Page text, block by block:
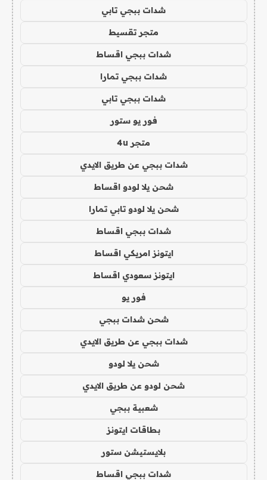
شدات ببجي تابي
متجر تقسيط
شدات ببجي اقساط
شدات ببجي تمارا
شدات ببجي تابي
فور يو ستور
متجر 4u
شدات ببجي عن طريق الايدي
شحن يلا لودو اقساط
شحن يلا لودو تابي تمارا
شدات ببجي اقساط
ايتونز امريكي اقساط
ايتونز سعودي اقساط
فور يو
شحن شدات ببجي
شدات ببجي عن طريق الايدي
شحن يلا لودو
شحن لودو عن طريق الايدي
شعبية ببجي
بطاقات ايتونز
بلايستيشن ستور
شدات ببجي اقساط